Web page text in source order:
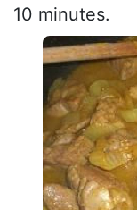
10 minutes.